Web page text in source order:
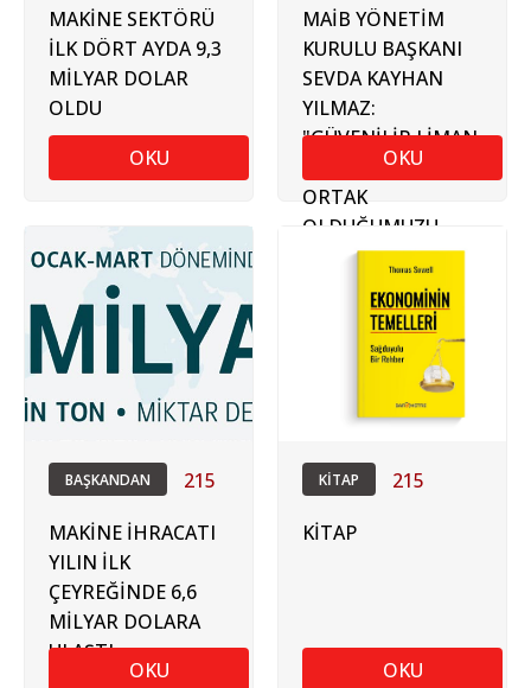
MAKİNE SEKTÖRÜ
İLK DÖRT AYDA 9,3
MİLYAR DOLAR
OLDU
OKU
MAİB YÖNETİM
KURULU BAŞKANI
SEVDA KAYHAN
YILMAZ:
"GÜVENİLİR LİMAN
VE GÜVENİLİR
ORTAK
OLDUĞUMUZU
TÜM DÜNYAYA
GÖSTERMELİYİZ"
OKU
BAŞKANDAN 215
MAKİNE İHRACATI
YILIN İLK
ÇEYREĞİNDE 6,6
MİLYAR DOLARA
ULAŞTI
OKU
KİTAP 215
KİTAP
OKU